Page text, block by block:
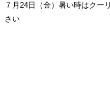
７月24日（金）暑い時はクー
さい